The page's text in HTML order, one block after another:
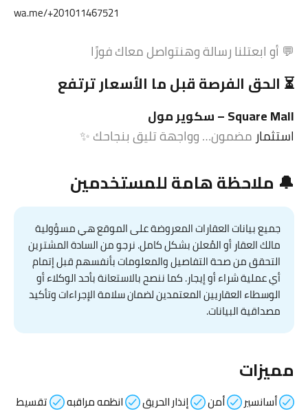
wa.me/+201011467521
💬 أو ابعتلنا رسالة وهنتواصل معاك فورًا
⏳ الحق الفرصة قبل ما الأسعار ترتفع
Square Mall – سكوير مول
استثمار مضمون… وواجهة تليق بنجاحك ✨
🔔 ملاحظة هامة للمستخدمين
جميع بيانات العقارات المعروضة على الموقع هي مسؤولية
مالك العقار أو المُعلن بشكل كامل. نرجو من السادة المشترين
التحقق من صحة التفاصيل والمعلومات بأنفسهم قبل إتمام
أي عملية شراء أو إيجار. كما ننصح بالاستعانة بأحد الوكلاء أو
الوسطاء العقاريين المعتمدين لضمان سلامة الإجراءات وتأكيد
مصداقية البيانات.
مميزات
أسانسير أمن إنذار الحريق انظمه مراقبه
تقسيط